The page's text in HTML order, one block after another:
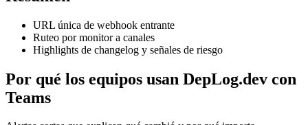
URL única de webhook entrante
Ruteo por monitor a canales
Highlights de changelog y señales de riesgo
Por qué los equipos usan DepLog.dev con
Teams